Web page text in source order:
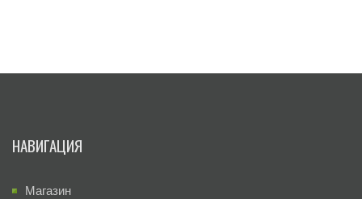
НАВИГАЦИЯ
Магазин